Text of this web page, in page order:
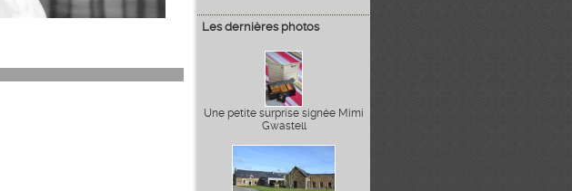
Les dernières photos
Une petite surprise signée Mimi
Gwastell